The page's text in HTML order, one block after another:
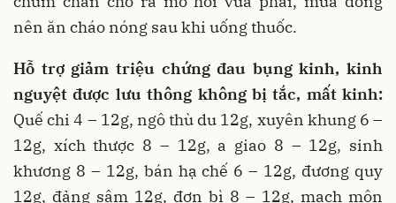
nên ăn cháo nóng sau khi uống thuốc.
Hỗ trợ giảm triệu chứng đau bụng kinh, kinh
nguyệt được lưu thông không bị tắc, mất kinh:
Quế chi 4 – 12g, ngô thù du 12g, xuyên khung 6 –
12g, xích thược 8 – 12g, a giao 8 – 12g, sinh
khương 8 – 12g, bán hạ chế 6 – 12g, đương quy
12g, đảng sâm 12g, đơn bì 8 – 12g, mạch môn